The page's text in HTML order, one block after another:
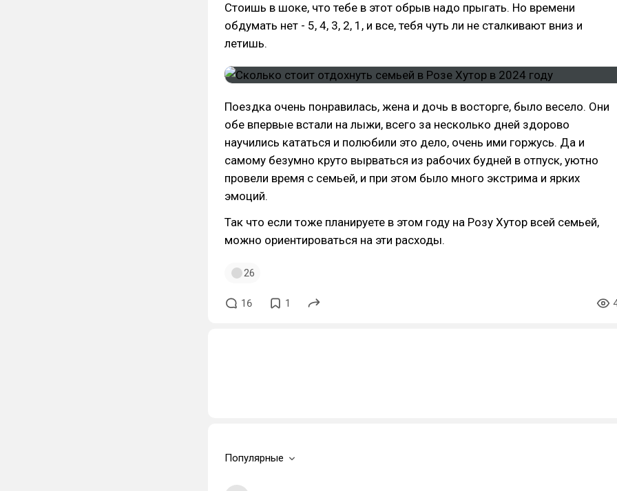
Стоишь в шоке, что тебе в этот обрыв надо прыгать. Но времени
обдумать нет - 5, 4, 3, 2, 1, и все, тебя чуть ли не сталкивают вниз и
летишь.
Поездка очень понравилась, жена и дочь в восторге, было весело. Они
обе впервые встали на лыжи, всего за несколько дней здорово
научились кататься и полюбили это дело, очень ими горжусь. Да и
самому безумно круто вырваться из рабочих будней в отпуск, уютно
провели время с семьей, и при этом было много экстрима и ярких
эмоций.
Так что если тоже планируете в этом году на Розу Хутор всей семьей,
можно ориентироваться на эти расходы.
26
16 1
Популярные